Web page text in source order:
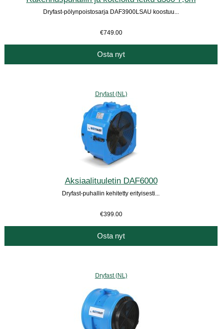
Dryfast-pölynpoistosarja DAF3900LSAU koostuu...
€749.00
Osta nyt
Dryfast (NL)
Aksiaalituuletin DAF6000
Dryfast-puhallin kehitetty erityisesti...
€399.00
Osta nyt
Dryfast (NL)